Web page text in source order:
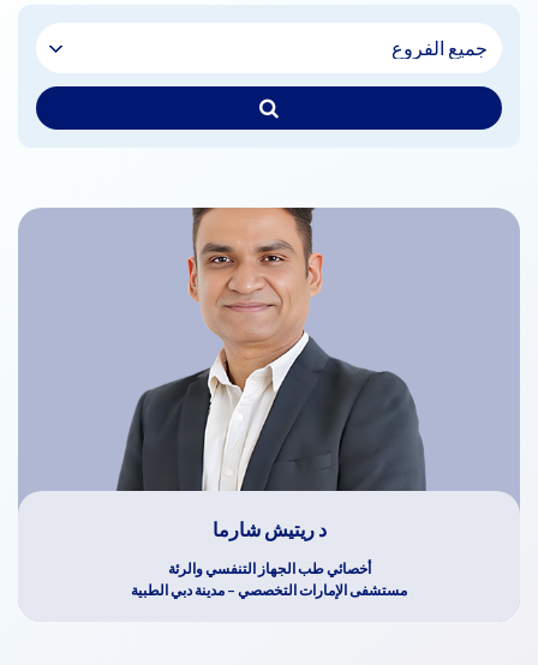
د ريتيش شارما
أخصائي طب الجهاز التنفسي والرئة
مستشفى الإمارات التخصصي – مدينة دبي الطبية